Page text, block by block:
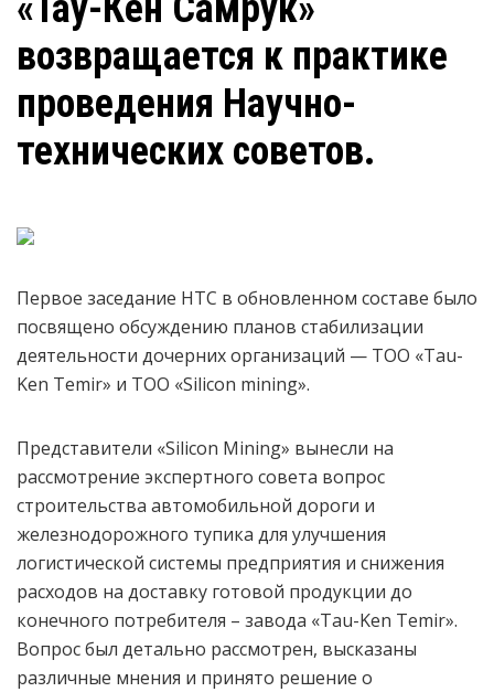
возвращается к практике
проведения Научно-
технических советов.
Первое заседание НТС в обновленном составе было
посвящено обсуждению планов стабилизации
деятельности дочерних организаций — ТОО «Tau-
Ken Temir» и ТОО «Silicon mining».
Представители «Silicon Mining» вынесли на
рассмотрение экспертного совета вопрос
строительства автомобильной дороги и
железнодорожного тупика для улучшения
логистической системы предприятия и снижения
расходов на доставку готовой продукции до
конечного потребителя – завода «Tau-Ken Temir».
Вопрос был детально рассмотрен, высказаны
различные мнения и принято решение о